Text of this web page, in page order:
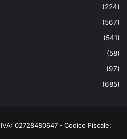
(224)
(567)
(541)
(58)
(97)
(685)
02728480647 - Codice Fiscale: